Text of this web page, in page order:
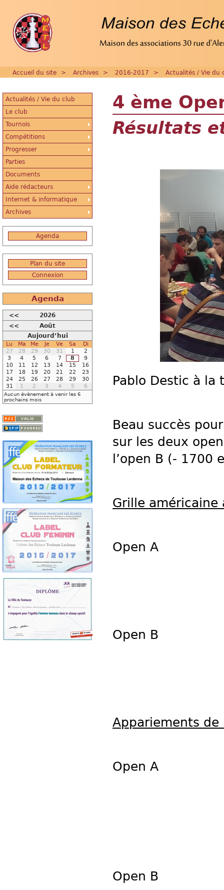
Accueil du site > Archives > 2016-2017 > Actualités / Vie du
4 ème
Résultats
Pablo Destic à la
Beau succès
sur les deux
l’open B (- 1700
Grille américaine
Open A
Open B
Appariements de
Open A
Open B
Actualités / Vie du club
Le club
Tournois
Compétitions
Progresser
Parties
Documents
Aide rédacteurs
Internet & informatique
Archives
Agenda
Plan du site
Connexion
Agenda
<<
2026
<<
Août
Aujourd’hui
Lu Ma Me Je Ve Sa
Di
27
28 29 30 31 1
2
3
4 5 6 7 8
9
10
11 12 13 14 15
16
17
18 19 20 21 22
23
24
25 26 27 28 29
30
31
1 2 3 4 5 6
Aucun évènement à venir les 6
prochains mois